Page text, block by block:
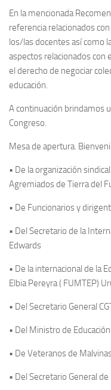
En la mencionada
referencia relacionados
los/las docentes así como
aspectos relacionados con
el derecho de negociar
educación.
A continuación brindamos
Congreso.
Mesa de apertura.
• De la organización
Agremiados de Tierra del
• De Funcionarios y
• Del Secretario de la
Edwards
• De la internacional de la
Elbia Pereyra ( FUMTEP)
• Del Secretario General
• Del Ministro de
• De Veteranos de
• Del Secretario General de